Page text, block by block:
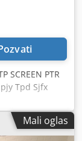
SCREEN PTR
Tpd Sjfx
Sigurna
Mali oglas